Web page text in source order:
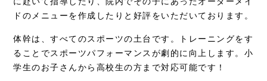
ドのメニューを作成したりと好評をいただいております。
体幹は、すべてのスポーツの土台です。トレーニングをす
ることでスポーツパフォーマンスが劇的に向上します。小
学生のお子さんから高校生の方まで対応可能です！